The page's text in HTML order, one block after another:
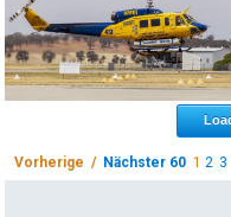
Vorherige / Nächster 60 12 3